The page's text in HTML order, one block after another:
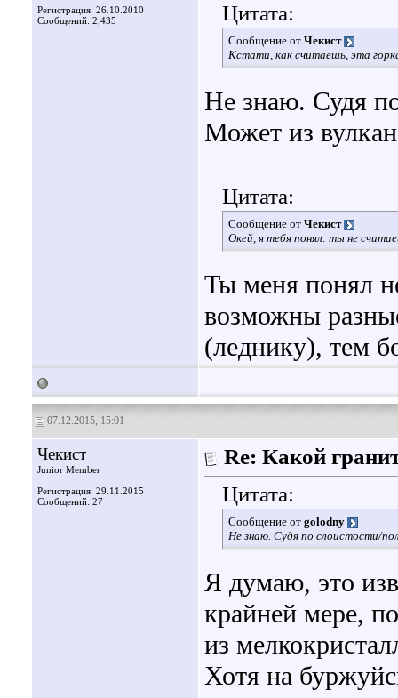
Регистрация: 26.10.2010
Сообщений: 2,435
Цитата:
Сообщение от Чекист
Кстати, как считаешь, эта
Не знаю. Судя
Может из
Цитата:
Сообщение от Чекист
Окей, я тебя понял: ты не
Ты меня понял
возможны
(леднику), тем
07.12.2015, 15:01
Чекист
Junior Member
Регистрация: 29.11.2015
Сообщений: 27
Re: Какой
Цитата:
Сообщение от golodny
Не знаю. Судя по слоистости/
Я думаю, это
крайней мере,
из
Хотя на